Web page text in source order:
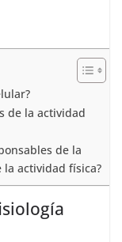
de la actividad
de la
actividad física?